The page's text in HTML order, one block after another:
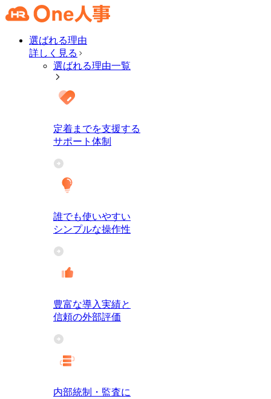
選ばれる理由
詳しく見る
選ばれる理由一覧
定着までを支援する
サポート体制
誰でも使いやすい
シンプルな操作性
豊富な導入実績と
信頼の外部評価
内部統制・監査に